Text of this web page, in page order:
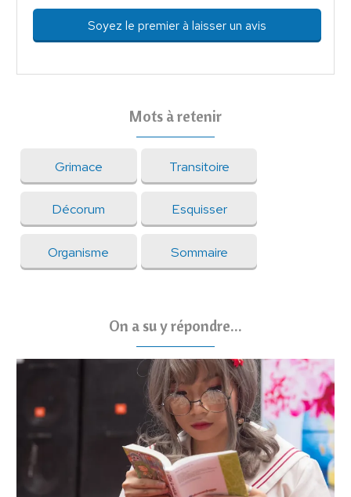
Soyez le premier à laisser un avis
Mots à retenir
Grimace Transitoire
Décorum Esquisser
Organisme Sommaire
On a su y répondre...